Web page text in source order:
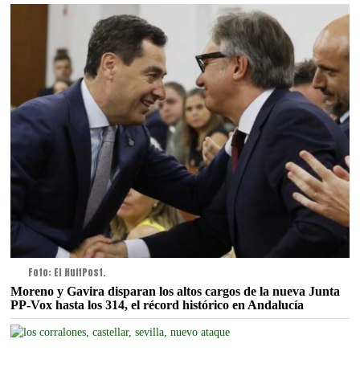
Foto: El HuffPost.
Moreno y Gavira disparan los altos cargos de la nueva Junta
PP-Vox hasta los 314, el récord histórico en Andalucía